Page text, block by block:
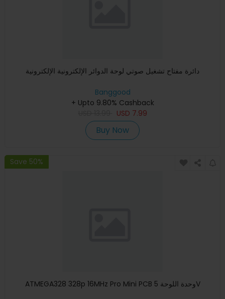
دائرة مفتاح تشغيل صوتي لوحة الدوائر الإلكترونية الإلكترونية
Banggood
+ Upto 9.80% Cashback
USD 7.99
Buy Now
Save 50%
ATMEGA328 328p 16MHz Pro Mini PCB وحدة اللوحة 5V